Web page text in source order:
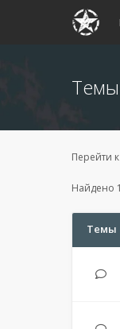
Темы
Перейти
Найдено
Темы